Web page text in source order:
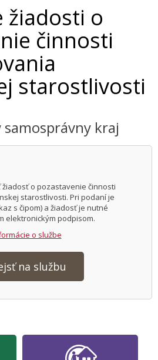
žiadosti o
činnosti
starostlivosti
kraj
o pozastavenie činnosti
starostlivosti. Pri podaní je
s čipom) a žiadosť je nutné
elektronickým podpisom.
o službe
na službu